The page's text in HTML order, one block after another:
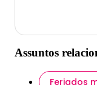
Assuntos
Feriados